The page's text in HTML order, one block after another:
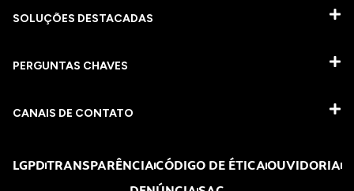
SOLUÇÕES DESTACADAS
PERGUNTAS CHAVES​
CANAIS DE CONTATO
LGPDTRANSPARÊNCIACÓDIGO DE ÉTICAOUVIDORIA